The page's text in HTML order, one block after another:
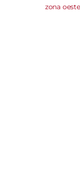
zona oeste